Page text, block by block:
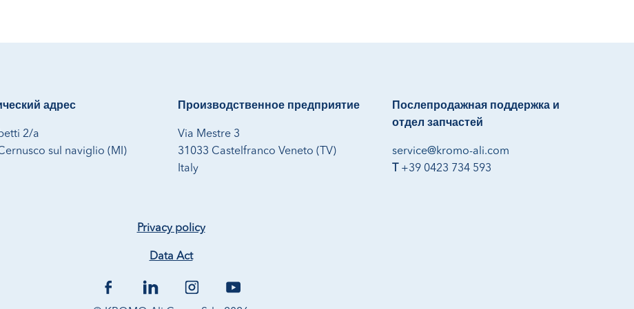
адрес
2/a
sul naviglio (MI)
Производственное предприятие
Via Mestre 3
31033 Castelfranco Veneto (TV)
Italy
Послепродажная поддержка и
отдел запчастей
service@kromo-ali.com
T +39 0423 734 593
Privacy policy
Data Act